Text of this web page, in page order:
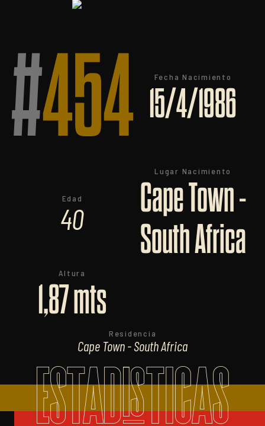
#454 Fecha Nacimiento
15/4/1986
Edad
40
Lugar Nacimiento
Cape Town -
South Africa
Altura
1,87 mts
Residencia
Cape Town - South Africa
ESTADISTICAS